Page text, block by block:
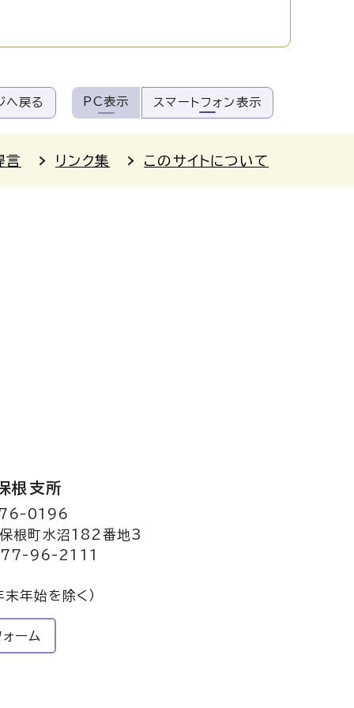
へ戻る PC表示 スマートフォン表示
言 リンク集 このサイトについて
根支所
0196
根町水沼182番地3
96-2111
末年始を除く）
ーム